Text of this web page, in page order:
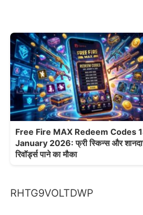
Free Fire MAX Redeem Codes
January 2026: फ्री स्किन्स और
रिवॉर्ड्स पाने का मौका
RHTG9VOLTDWP